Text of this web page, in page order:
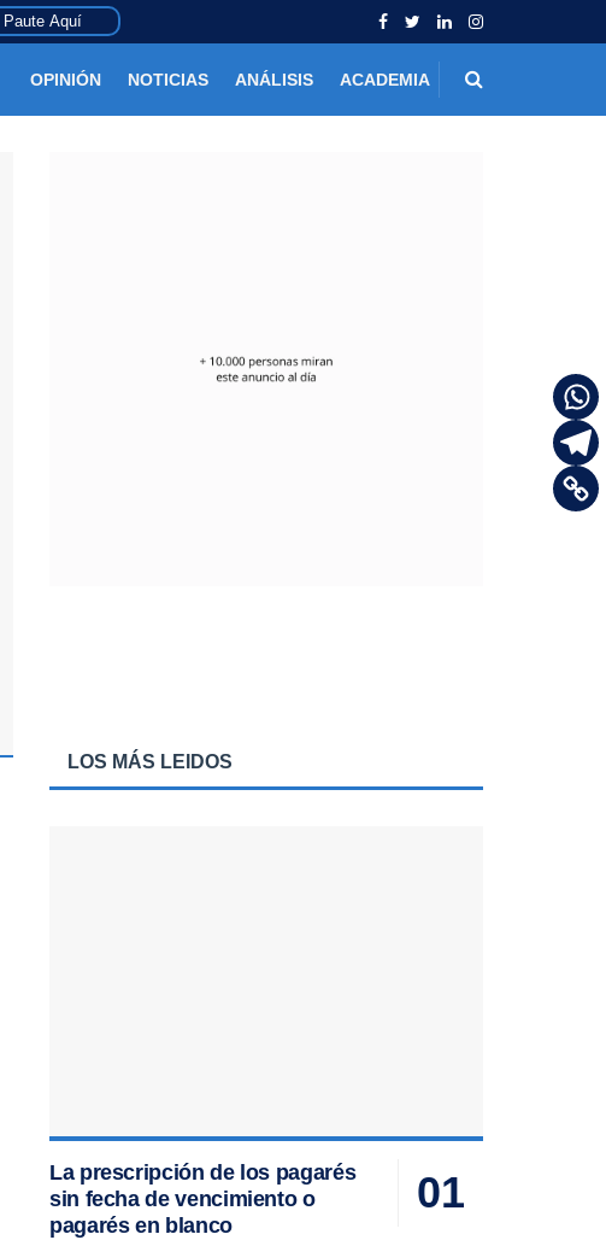
Paute Aquí
OPINIÓN NOTICIAS ANÁLISIS ACADEMIA
LOS MÁS LEIDOS
La prescripción de los pagarés
sin fecha de vencimiento o
pagarés en blanco